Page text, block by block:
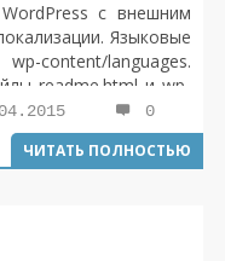
с внешним
Языковые
content/languages.
readme.html и wp-
в них механизм
Разница между
версией только в
0
ЧИТАТЬ ПОЛНОСТЬЮ